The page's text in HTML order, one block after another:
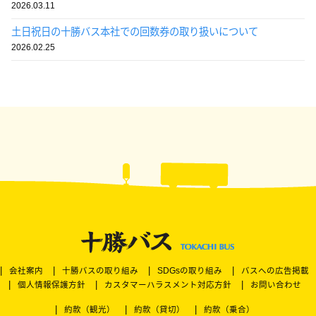
2026.03.11
土日祝日の十勝バス本社での回数券の取り扱いについて
2026.02.25
会社案内 十勝バスの取り組み SDGsの取り組み
バスへの広告掲載
個人情報保護方針
カスタマーハラスメント対応方針 お問い合わせ
約款（観光） 約款（貸切） 約款（乗合）